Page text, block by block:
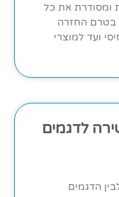
ומסודרת את כל
בטרם החזרה
ועד למוצרי
ישירה לדגמים
בין דגם ברויל קינג 420 לבין הדגמים